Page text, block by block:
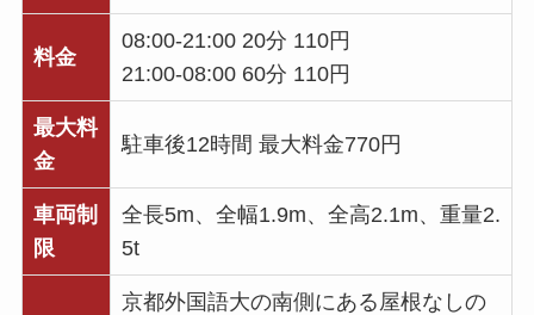
料金
08:00-21:00 20分 110円
21:00-08:00 60分 110円
最大料
金
駐車後12時間 最大料金770円
車両制
限
全長5m、全幅1.9m、全高2.1m、重量2.
5t
京都外国語大の南側にある屋根なしの